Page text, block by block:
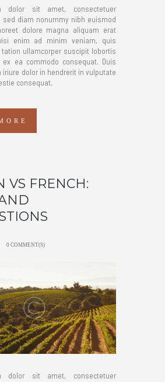
dolor sit amet, consectetuer
sed diam nonummy nibh euismod
dolore magna aliquam erat
enim ad minim veniam, quis
tation ullamcorper suscipit lobortis
ea commodo consequat. Duis
iriure dolor in hendrerit in vulputate
consequat,
VS FRENCH:
0 COMMENT(S)
dolor sit amet, consectetuer